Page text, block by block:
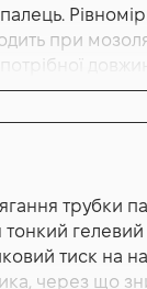
при
манжета з
— м'якого,
поверхні
трубки
тонкий
тиск на
через що